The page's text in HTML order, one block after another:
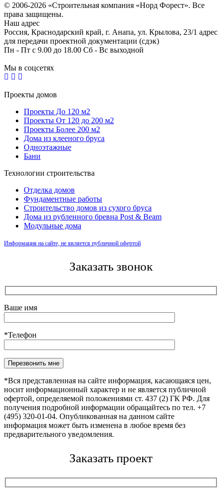
© 2006-2026 «Строительная компания «Норд Форест». Все
права защищены.
Наш адрес
Россия, Краснодарский край, г. Анапа, ул. Крылова, 23/1 адрес
для передачи проектной документации (сдэк)
Пн - Пт с 9.00 до 18.00 Сб - Вс выходной
Мы в соцсетях
Проекты домов
Проекты До 120 м2
Проекты От 120 до 200 м2
Проекты Более 200 м2
Дома из клееного бруса
Одноэтажные
Бани
Технологии строительства
Отделка домов
Фундаментные работы
Строительство домов из сухого бруса
Дома из рубленного бревна Post & Beam
Модульные дома
Информация на сайте, не является публичной офертой
Заказать звонок
Ваше имя
*Телефон
Оставьте это поле пустым.
*Вся представленная на сайте информация, касающаяся цен,
носит информационный характер и не является публичной
офертой, определяемой положениями ст. 437 (2) ГК РФ. Для
получения подробной информации обращайтесь по тел. +7
(495) 320-01-04. Опубликованная на данном сайте
информация может быть изменена в любое время без
предварительного уведомления.
Заказать проект